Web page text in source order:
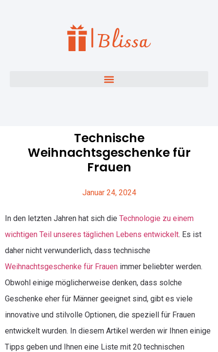
Technische
Weihnachtsgeschenke für
Frauen
Januar 24, 2024
In den letzten Jahren hat sich die Technologie zu einem
wichtigen Teil unseres täglichen Lebens entwickelt. Es ist
daher nicht verwunderlich, dass technische
Weihnachtsgeschenke für Frauen immer beliebter werden.
Obwohl einige möglicherweise denken, dass solche
Geschenke eher für Männer geeignet sind, gibt es viele
innovative und stilvolle Optionen, die speziell für Frauen
entwickelt wurden. In diesem Artikel werden wir Ihnen einige
Tipps geben und Ihnen eine Liste mit 20 technischen